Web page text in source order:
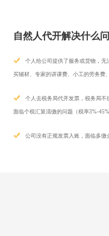
自然人代开解决什么
个人给公司提供了服务或货物，
买辅材、专家的讲课费、小工的劳务费
个人去税务局代开发票，税务局
面临个税汇算清缴的问题（税率3%-45%
公司没有正规发票入账，面临多缴